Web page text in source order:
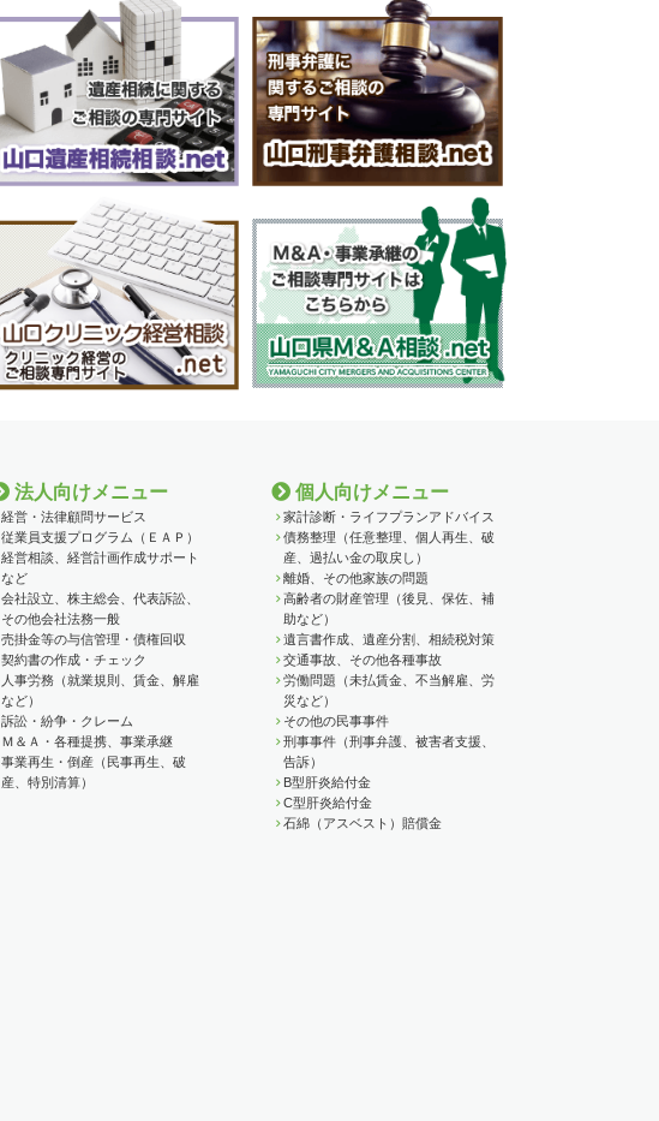
法人向けメニュー
経営・法律顧問サービス
従業員支援プログラム（ＥＡＰ）
経営相談、経営計画作成サポート
など
会社設立、株主総会、代表訴訟、
その他会社法務一般
売掛金等の与信管理・債権回収
契約書の作成・チェック
人事労務（就業規則、賃金、解雇
など）
訴訟・紛争・クレーム
Ｍ＆Ａ・各種提携、事業承継
事業再生・倒産（民事再生、破
産、特別清算）
個人向けメニュー
家計診断・ライフプランアドバイス
債務整理（任意整理、個人再生、破
産、過払い金の取戻し）
離婚、その他家族の問題
高齢者の財産管理（後見、保佐、補
助など）
遺言書作成、遺産分割、相続税対策
交通事故、その他各種事故
労働問題（未払賃金、不当解雇、労
災など）
その他の民事事件
刑事事件（刑事弁護、被害者支援、
告訴）
B型肝炎給付金
C型肝炎給付金
石綿（アスベスト）賠償金